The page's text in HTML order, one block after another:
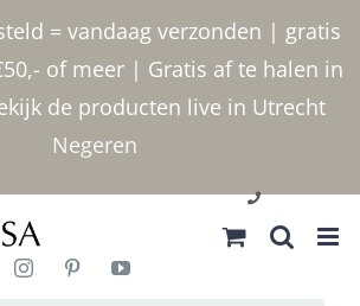
= vandaag verzonden | gratis
of meer | Gratis af te halen in
de producten live in Utrecht
Negeren
030 2400000